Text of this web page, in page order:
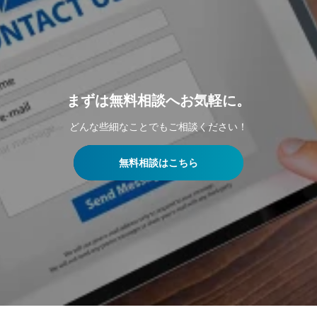
まずは無料相談へお気軽に。
どんな些細なことでもご相談ください！
無料相談はこちら